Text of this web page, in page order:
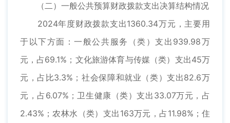
（二）一般公共预算财政拨款支出决算结构情况
2024年度财政拨款支出1360.34万元，主要用
于以下方面：一般公共服务（类）支出939.98万
元，占69.1%；文化旅游体育与传媒（类）支出45万
元，占比3.3%；社会保障和就业（类）支出82.6万
元，占6.07%；卫生健康（类）支出33.07万元，占
2.43%；农林水（类）支出163万元，占11.98%；住